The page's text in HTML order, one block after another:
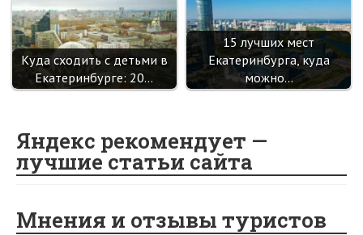
Куда сходить с детьми в
Екатеринбурге: 20…
15 лучших мест
Екатеринбурга, куда
можно…
Яндекс рекомендует —
лучшие статьи сайта
Мнения и отзывы туристов